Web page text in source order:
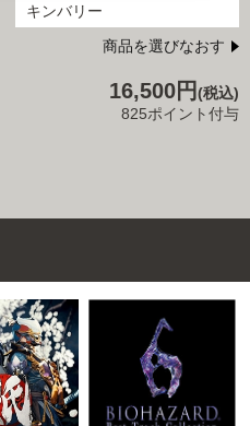
キンバリー
商品を選びなおす
16,500円(税込)
825ポイント付与